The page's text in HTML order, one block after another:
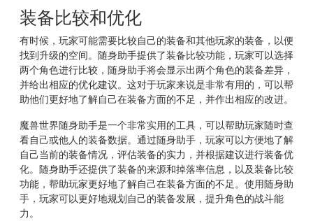
装备比较和优化
有时候，玩家可能需要比较自己的装备和其他玩家的装备，以便
找到升级的空间。随身助手提供了装备比较功能，玩家可以选择
两个角色进行比较，随身助手将会显示出两个角色的装备差异，
并给出相应的优化建议。这对于玩家来说是非常有用的，可以帮
助他们更好地了解自己在装备方面的不足，并作出相应的改进。
魔兽世界随身助手是一个非常实用的工具，可以帮助玩家随时查
看自己或他人的装备数据。通过随身助手，玩家可以方便地了解
自己当前的装备情况，评估装备的实力，并根据建议进行装备优
化。随身助手还提供了装备的来源和掉落率信息，以及装备比较
功能，帮助玩家更好地了解自己在装备方面的不足。使用随身助
手，玩家可以更好地规划自己的装备发展，提升角色的战斗能
力。